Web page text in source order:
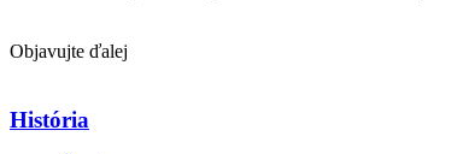
Objavujte ďalej
História